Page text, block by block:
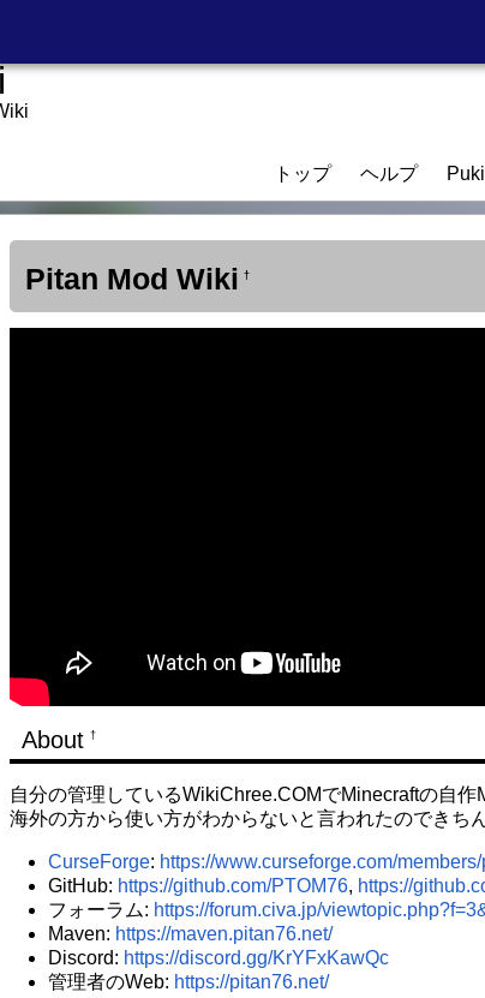
トップ ヘルプ
Pitan Mod Wiki †
About †
自分の管理しているWikiChree.COMでMinecraftの自作
海外の方から使い方がわからないと言われたのできち
CurseForge: https://www.curseforge.com/
GitHub: https://github.com/PTOM76, https://
フォーラム: https://forum.civa.jp/
Maven: https://maven.pitan76.net/
Discord: https://discord.gg/KrYFxKawQc
管理者のWeb: https://pitan76.net/